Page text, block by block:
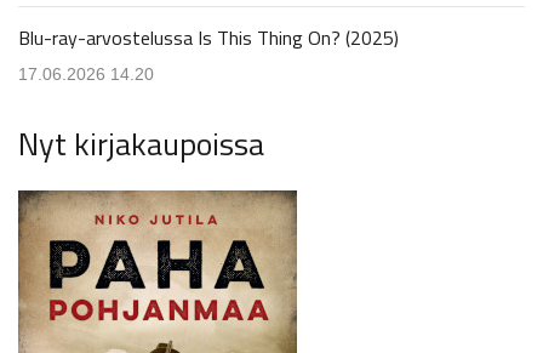
Blu-ray-arvostelussa Is This Thing On? (2025)
17.06.2026 14.20
Nyt kirjakaupoissa